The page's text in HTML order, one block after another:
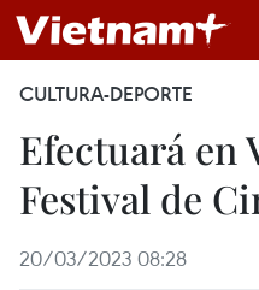
CULTURA-DEPORTE
Efectuará en
Festival de
20/03/2023 08:28